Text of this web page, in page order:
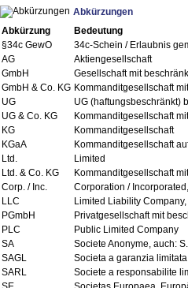
Abkürzungen
Abkürzung
Bedeutung
§34c GewO
34c-Schein / Erlaubnis
AG
Aktiengesellschaft
GmbH
Gesellschaft mit
GmbH & Co. KG Kommanditgesellschaft
UG
UG (haftungsbeschränkt)
UG & Co. KG
Kommanditgesellschaft
KG
Kommanditgesellschaft
KGaA
Kommanditgesellschaft
Ltd.
Limited
Ltd. & Co. KG
Kommanditgesellschaft
Corp. / Inc.
Corporation /
LLC
Limited Liability Company,
PGmbH
Privatgesellschaft mit
PLC
Public Limited Company
SA
Societe Anonyme, auch:
SAGL
Societa a garanzia limitata,
SARL
Societe a responsabilite